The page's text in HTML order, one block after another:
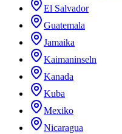
El Salvador
Guatemala
Jamaika
Kaimaninseln
Kanada
Kuba
Mexiko
Nicaragua